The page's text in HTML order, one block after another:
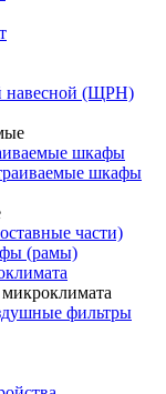
навесной (ЩРН)
шкафы
шкафы
части)
(рамы)
фильтры